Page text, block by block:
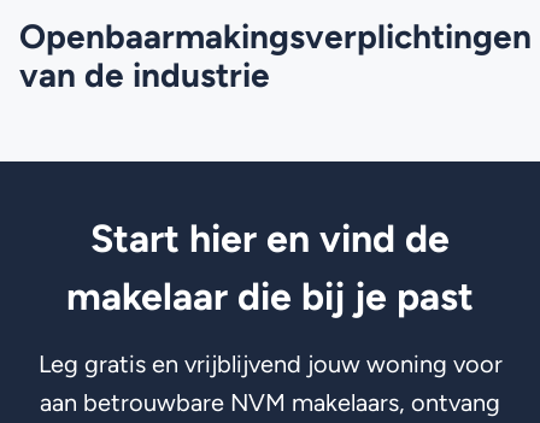
Openbaarmakingsverplichtingen
van de industrie
Start hier en vind de
makelaar die bij je past
Leg gratis en vrijblijvend jouw woning voor
aan betrouwbare NVM makelaars, ontvang